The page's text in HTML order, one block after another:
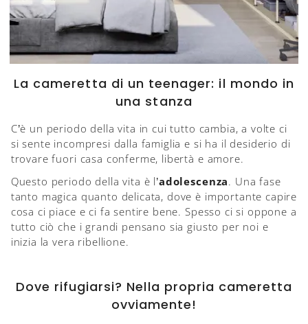
La cameretta di un teenager: il mondo in
una stanza
C’è un periodo della vita in cui tutto cambia, a volte ci
si sente incompresi dalla famiglia e si ha il desiderio di
trovare fuori casa conferme, libertà e amore.
Questo periodo della vita è l’adolescenza. Una fase
tanto magica quanto delicata, dove è importante capire
cosa ci piace e ci fa sentire bene. Spesso ci si oppone a
tutto ciò che i grandi pensano sia giusto per noi e
inizia la vera ribellione.
Dove rifugiarsi? Nella propria cameretta
ovviamente!